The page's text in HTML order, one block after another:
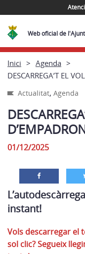
Web oficial de
Inici
Agenda
DESCARREGA’T EL
Actualitat, Agenda
01/12/2025
instant!
Vols descarregar el
sol clic? Segueix